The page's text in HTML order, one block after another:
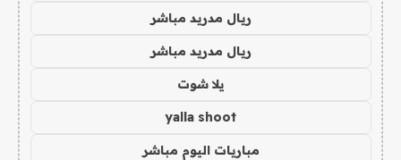
ريال مدريد مباشر
ريال مدريد مباشر
يلا شوت
yalla shoot
مباريات اليوم مباشر